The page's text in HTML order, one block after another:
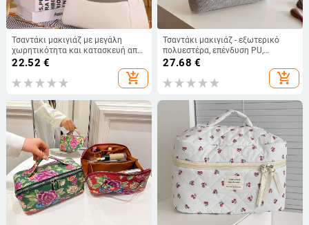
Τσαντάκι μακιγιάζ με μεγάλη
χωρητικότητα και κατασκευή από
καμβά, αδιάβροχο, εξαιρετικά
ελαφρύ, ανθεκτικό στη φθορά και
διαχωρισμό στεγνού-υγρού.
22.52 €
add_shopping_cart
Τσαντάκι μακιγιάζ - εξωτερικό
πολυεστέρα, επένδυση PU,
αδιάβροχη και κατάλληλη για
αποθήκευση για γυναίκες, Hina
Comfort
27.68 €
add_shopping_cart